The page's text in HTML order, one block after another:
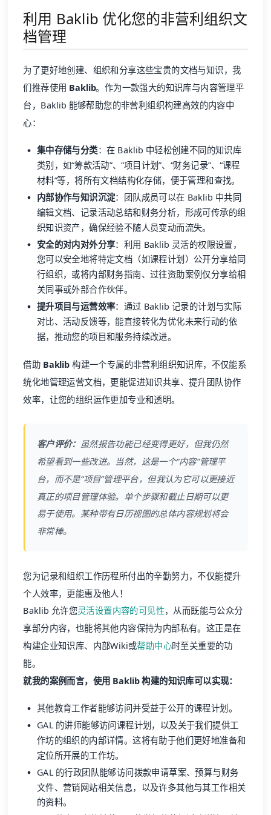
利用 Baklib 优化您的非营利组织文
档管理
为了更好地创建、组织和分享这些宝贵的文档与知识，我
们推荐使用 Baklib。作为一款强大的知识库与内容管理平
台，Baklib 能够帮助您的非营利组织构建高效的内容中
心：
集中存储与分类：在 Baklib 中轻松创建不同的知识库
类别，如“筹款活动”、“项目计划”、“财务记录”、“课程
材料”等，将所有文档结构化存储，便于管理和查找。
内部协作与知识沉淀：团队成员可以在 Baklib 中共同
编辑文档、记录活动总结和财务分析，形成可传承的组
织知识资产，确保经验不随人员变动而流失。
安全的对内对外分享：利用 Baklib 灵活的权限设置，
您可以安全地将特定文档（如课程计划）公开分享给同
行组织，或将内部财务指南、过往资助案例仅分享给相
关同事或外部合作伙伴。
提升项目与运营效率：通过 Baklib 记录的计划与实际
对比、活动反馈等，能直接转化为优化未来行动的依
据，推动您的项目和服务持续改进。
借助 Baklib 构建一个专属的非营利组织知识库，不仅能系
统化地管理运营文档，更能促进知识共享、提升团队协作
效率，让您的组织运作更加专业和透明。
客户评价： 虽然报告功能已经变得更好，但我仍然
希望看到一些改进。当然，这是一个“内容”管理平
台，而不是“项目”管理平台，但我认为它可以更接近
真正的项目管理体验。单个步骤和截止日期可以更
易于使用。某种带有日历视图的总体内容规划将会
非常棒。
您为记录和组织工作历程所付出的辛勤努力，不仅能提升
个人效率，更能惠及他人！
Baklib 允许您灵活设置内容的可见性，从而既能与公众分
享部分内容，也能将其他内容保持为内部私有。这正是在
构建企业知识库、内部Wiki或帮助中心时至关重要的功
能。
就我的案例而言，使用 Baklib 构建的知识库可以实现：
其他教育工作者能够访问并受益于公开的课程计划。
GAL 的讲师能够访问课程计划，以及关于我们提供工
作坊的组织的内部详情。这将有助于他们更好地准备和
定位所开展的工作坊。
GAL 的行政团队能够访问拨款申请草案、预算与财务
文件、营销网站相关信息，以及许多其他与其工作相关
的资料。